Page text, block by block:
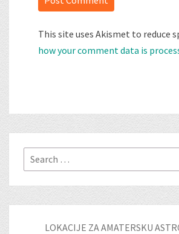
This site uses Akismet to reduce
how your comment data is
Search
for:
LOKACIJE ZA AMATERSKU